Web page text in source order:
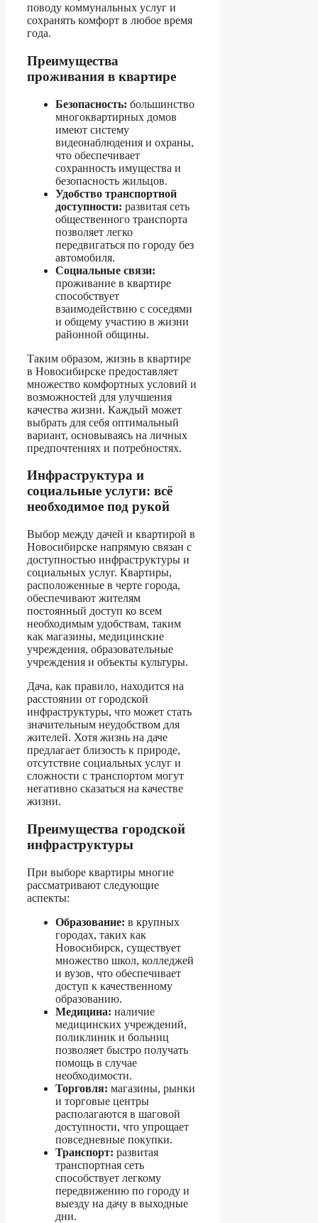
поводу коммунальных услуг и
сохранять комфорт в любое время
года.
Преимущества
проживания в квартире
Безопасность: большинство
многоквартирных домов
имеют систему
видеонаблюдения и охраны,
что обеспечивает
сохранность имущества и
безопасность жильцов.
Удобство транспортной
доступности: развитая сеть
общественного транспорта
позволяет легко
передвигаться по городу без
автомобиля.
Социальные связи:
проживание в квартире
способствует
взаимодействию с соседями
и общему участию в жизни
районной общины.
Таким образом, жизнь в квартире
в Новосибирске предоставляет
множество комфортных условий и
возможностей для улучшения
качества жизни. Каждый может
выбрать для себя оптимальный
вариант, основываясь на личных
предпочтениях и потребностях.
Инфраструктура и
социальные услуги: всё
необходимое под рукой
Выбор между дачей и квартирой в
Новосибирске напрямую связан с
доступностью инфраструктуры и
социальных услуг. Квартиры,
расположенные в черте города,
обеспечивают жителям
постоянный доступ ко всем
необходимым удобствам, таким
как магазины, медицинские
учреждения, образовательные
учреждения и объекты культуры.
Дача, как правило, находится на
расстоянии от городской
инфраструктуры, что может стать
значительным неудобством для
жителей. Хотя жизнь на даче
предлагает близость к природе,
отсутствие социальных услуг и
сложности с транспортом могут
негативно сказаться на качестве
жизни.
Преимущества городской
инфраструктуры
При выборе квартиры многие
рассматривают следующие
аспекты:
Образование: в крупных
городах, таких как
Новосибирск, существует
множество школ, колледжей
и вузов, что обеспечивает
доступ к качественному
образованию.
Медицина: наличие
медицинских учреждений,
поликлиник и больниц
позволяет быстро получать
помощь в случае
необходимости.
Торговля: магазины, рынки
и торговые центры
располагаются в шаговой
доступности, что упрощает
повседневные покупки.
Транспорт: развитая
транспортная сеть
способствует легкому
передвижению по городу и
выезду на дачу в выходные
дни.